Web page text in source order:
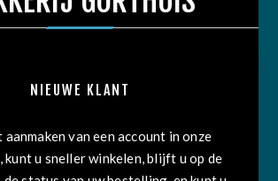
NIEUWE KLANT
van een account in onze
kunt u sneller winkelen, blijft u op de